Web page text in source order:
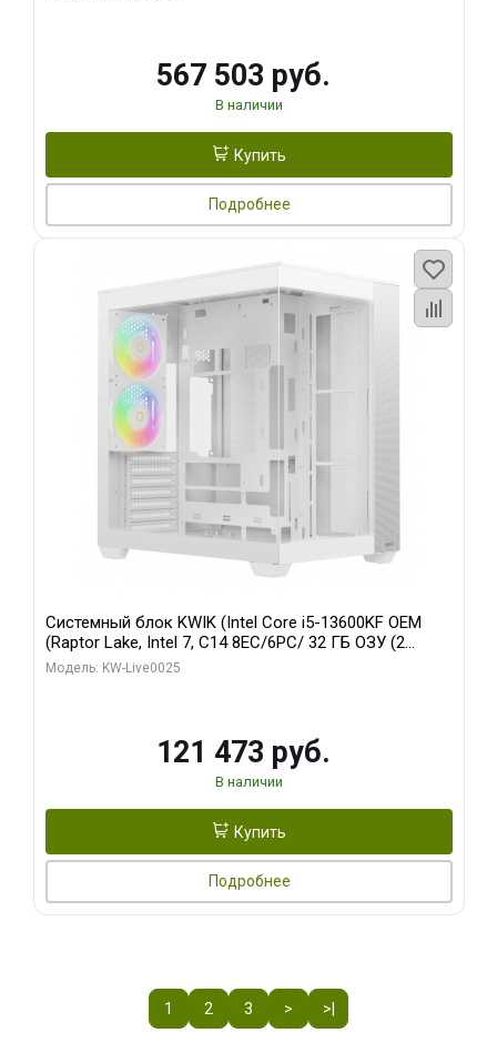
567 503 руб.
В наличии
Купить
Подробнее
Системный блок KWIK (Intel Core i5-13600KF OEM
(Raptor Lake, Intel 7, C14 8EC/6PC/ 32 ГБ ОЗУ (2
модуля)/ Gigabyte RTX5060 WINDFORCE OC 8GB
Модель: KW-Live0025
121 473 руб.
В наличии
Купить
Подробнее
1 2 3 > >|